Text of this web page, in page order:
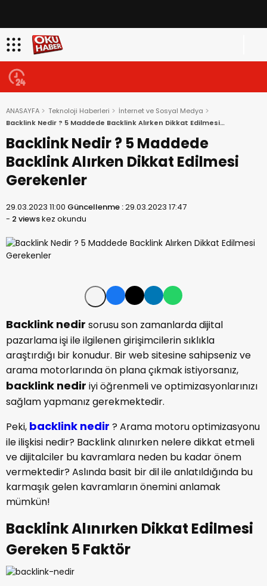
ANASAYFA Teknoloji Haberleri
İnternet ve Sosyal Medya
Backlink Nedir ? 5 Maddede Backlink Alırken Dikkat Edilmesi
Gerekenler
Backlink Nedir ? 5 Maddede
Backlink Alırken Dikkat Edilmesi
Gerekenler
29.03.2023 11:00 Güncellenme :29.03.2023 17:47
- 2 viewskez okundu
Backlink nedir sorusu son zamanlarda dijital
pazarlama işi ile ilgilenen girişimcilerin sıklıkla
araştırdığı bir konudur. Bir web sitesine sahipseniz ve
arama motorlarında ön plana çıkmak istiyorsanız,
backlink nedir iyi öğrenmeli ve optimizasyonlarınızı
sağlam yapmanız gerekmektedir.
Peki, backlink nedir ? Arama motoru optimizasyonu
ile ilişkisi nedir? Backlink alınırken nelere dikkat etmeli
ve dijitalciler bu kavramlara neden bu kadar önem
vermektedir? Aslında basit bir dil ile anlatıldığında bu
karmaşık gelen kavramların önemini anlamak
mümkün!
Backlink Alınırken Dikkat Edilmesi
Gereken 5 Faktör